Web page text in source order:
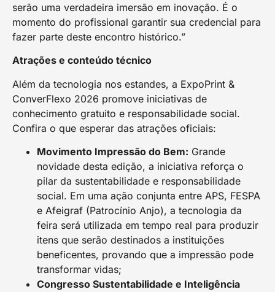
serão uma verdadeira imersão em inovação. É o
momento do profissional garantir sua credencial para
fazer parte deste encontro histórico.”
Atrações e conteúdo técnico
Além da tecnologia nos estandes, a ExpoPrint &
ConverFlexo 2026 promove iniciativas de
conhecimento gratuito e responsabilidade social.
Confira o que esperar das atrações oficiais:
Movimento Impressão do Bem: Grande
novidade desta edição, a iniciativa reforça o
pilar da sustentabilidade e responsabilidade
social. Em uma ação conjunta entre APS, FESPA
e Afeigraf (Patrocínio Anjo), a tecnologia da
feira será utilizada em tempo real para produzir
itens que serão destinados a instituições
beneficentes, provando que a impressão pode
transformar vidas;
Congresso Sustentabilidade e Inteligência